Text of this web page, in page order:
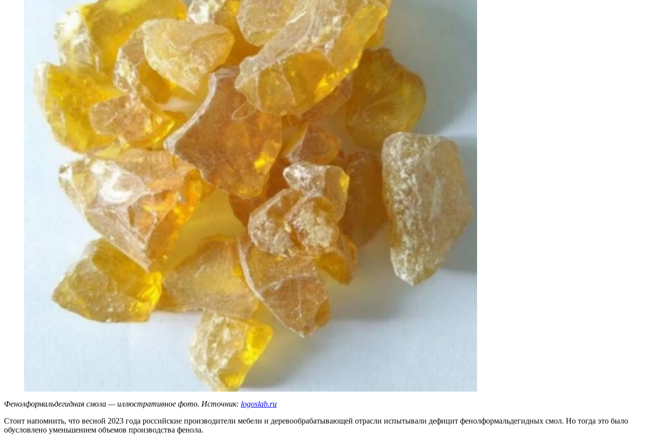
Фенолформальдегидная смола — иллюстративное фото. Источник: logoslab.ru
Стоит напомнить, что весной 2023 года российские производители мебели и деревообрабатывающей отрасли испытывали дефицит фенолформальдегидных смол. Но тогда это было
обусловлено уменьшением объемов производства фенола.